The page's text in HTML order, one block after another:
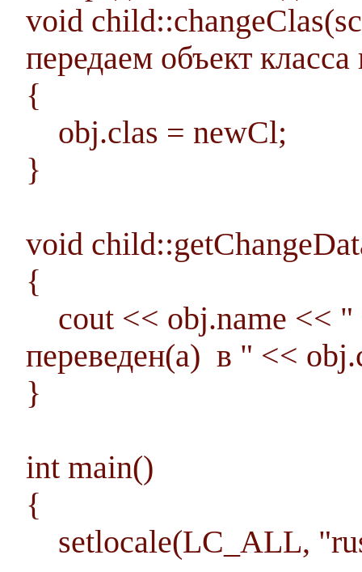
void
передаем объект
{
obj.clas = newCl;
}
void
{
cout << obj.name <<
переведен(а) в " <<
}
int main()
{
setlocale(LC_ALL,